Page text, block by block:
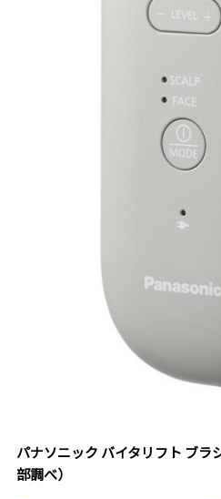
パナソニック バイタリフト ブラ
部調べ）